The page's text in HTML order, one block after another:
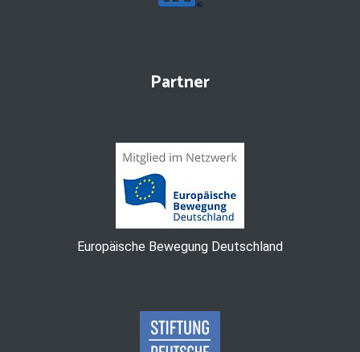
Partner
Europäische Bewegung Deutschland